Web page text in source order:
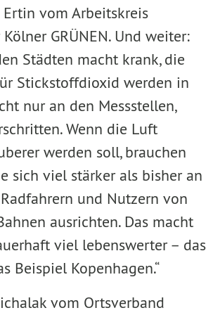
vom Arbeitskreis
GRÜNEN. Und weiter:
Städten macht krank, die
Stickstoffdioxid werden in
nur an den Messstellen,
Wenn die Luft
werden soll, brauchen
sich viel stärker als bisher an
und Nutzern von
ausrichten. Das macht
viel lebenswerter – das
Beispiel Kopenhagen.“
vom Ortsverband